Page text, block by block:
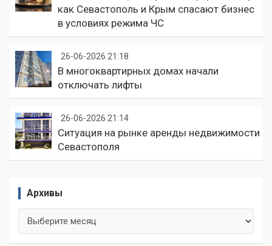
как Севастополь и Крым спасают бизнес
в условиях режима ЧС
26-06-2026 21:18
В многоквартирных домах начали
отключать лифты
26-06-2026 21:14
Ситуация на рынке аренды недвижимости
Севастополя
Архивы